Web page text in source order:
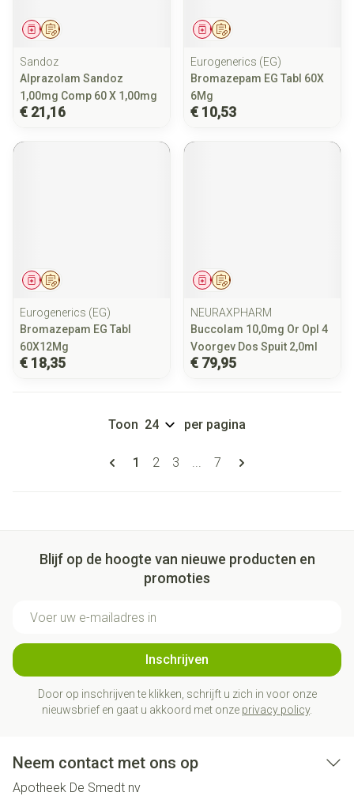
Op voorschrift
Geneesmiddel
Sandoz
Alprazolam Sandoz
1,00mg Comp 60 X 1,00mg
€ 21,16
Op voorschrift
Geneesmiddel
Eurogenerics (EG)
Bromazepam EG Tabl 60X
6Mg
€ 10,53
Op voorschrift
Geneesmiddel
Eurogenerics (EG)
Bromazepam EG Tabl
60X12Mg
€ 18,35
Op voorschrift
Geneesmiddel
NEURAXPHARM
Buccolam 10,0mg Or Opl 4
Voorgev Dos Spuit 2,0ml
€ 79,95
Pagina's
U lees momenteel pagina
1 Pagina
2 Pagina
3 ... Pagina
7
Toon per pagina
Blijf op de hoogte van nieuwe producten en
promoties
Inschrijven
Door op inschrijven te klikken, schrijft u zich in voor onze
nieuwsbrief en gaat u akkoord met onze privacy policy.
Neem contact met ons op
Apotheek De Smedt nv